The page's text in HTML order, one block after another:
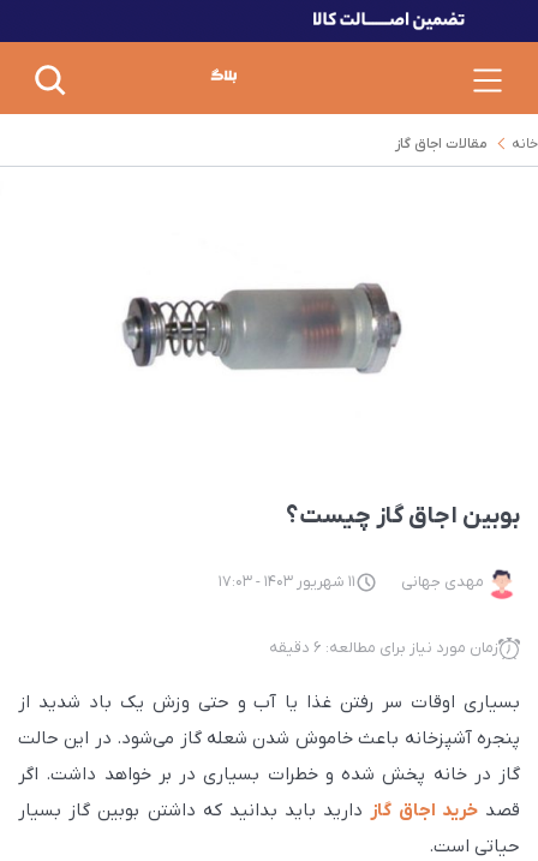
خانه مقالات اجاق گاز
بوبین اجاق گاز چیست؟
مهدی جهانی 11 شهریور 1403 - 17:03
زمان مورد نیاز برای مطالعه: 6 دقیقه
بسیاری اوقات سر رفتن غذا یا آب و حتی وزش یک باد شدید از
پنجره آشپزخانه باعث خاموش شدن شعله گاز می‌شود. در این حالت
گاز در خانه پخش شده و خطرات بسیاری در بر خواهد داشت. اگر
قصدخرید اجاق گاز دارید باید بدانید که داشتن بوبین گاز بسیار
حیاتی است.